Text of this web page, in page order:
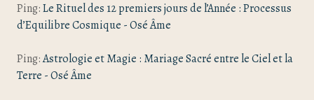
Ping:Le Rituel des 12 premiers jours de l’Année : Processus
d’Equilibre Cosmique - Osé Âme
Ping:Astrologie et Magie : Mariage Sacré entre le Ciel et la
Terre - Osé Âme